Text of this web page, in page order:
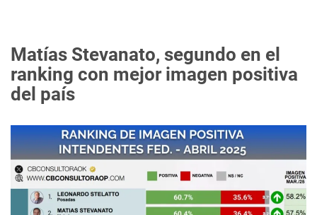
Matías Stevanato, segundo en el
ranking con mejor imagen positiva
del país